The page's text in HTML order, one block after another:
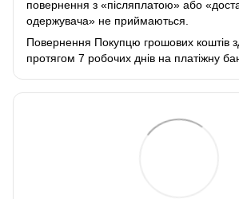
повернення з «післяплатою» або
одержувача» не приймаються.
Повернення Покупцю грошових коштів
протягом 7 робочих днів на платіжну